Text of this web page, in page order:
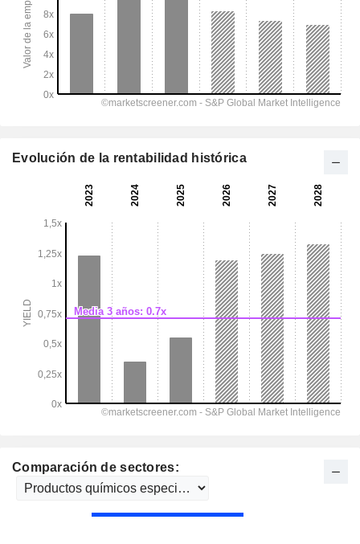
Comparación de sectores:
Evolución de la rentabilidad histórica